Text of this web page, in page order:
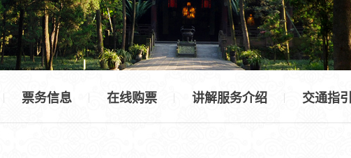
票务信息 在线购票 讲解服务介绍 交通指引